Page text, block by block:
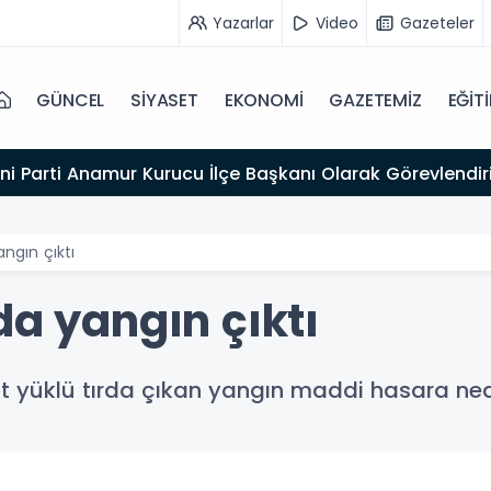
Yazarlar Video Gazeteler
GÜNCEL SİYASET EKONOMİ GAZETEMİZ
Kasten öldürmeye teşebbüs şüphelisi tutuklandı
çıktı
yangın çıktı
yüklü tırda çıkan yangın maddi hasara